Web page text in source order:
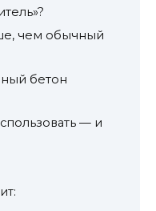
чем обычный
бетон
— и